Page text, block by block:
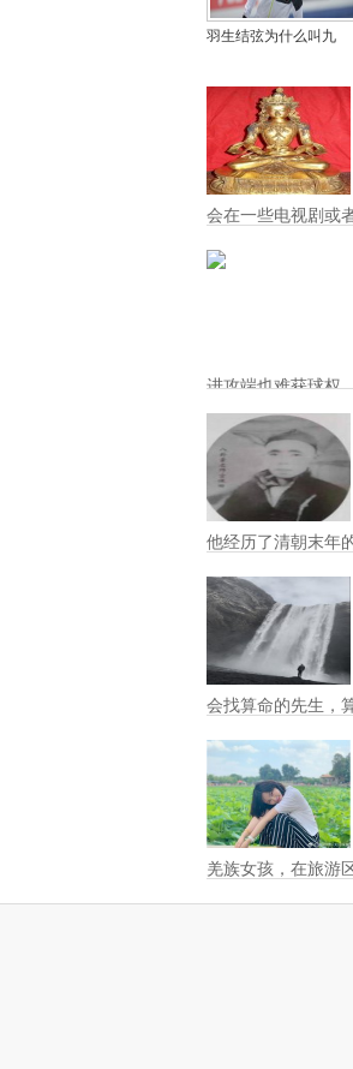
羽生结弦为什么叫九
敢碰女生是怎么回事
会在一些电视剧或
进攻端也难获球权
他经历了清朝末年
会找算命的先生，
羌族女孩，在旅游